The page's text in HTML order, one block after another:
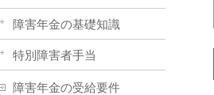
障害年金の基礎知識
特別障害者手当
障害年金の受給要件